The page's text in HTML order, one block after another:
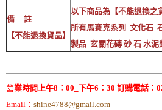
備 註
【不能退換貨品】
以下商品為【不能退換之
所有馬賽克系列 文化石
製品 玄關花磚 砂 石 水泥
營業時間上午8：00_下午6：30 訂購電話：
Email： shine4788@gmail.com